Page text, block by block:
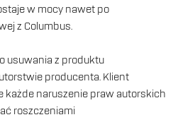
w mocy nawet po
z Columbus.
usuwania z produktu
producenta. Klient
każde naruszenie praw autorskich
roszczeniami